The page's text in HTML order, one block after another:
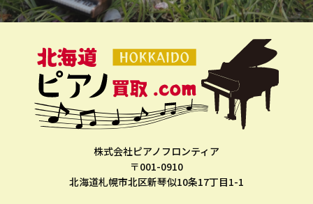
株式会社ピアノフロンティア
〒001-0910
北海道札幌市北区新琴似10条17丁目1-1